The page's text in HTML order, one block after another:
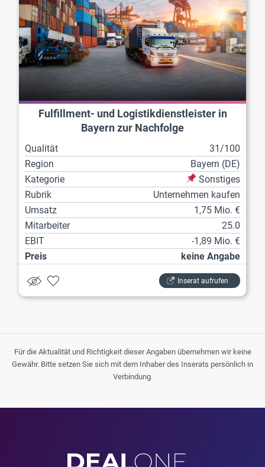
Fulfillment- und Logistikdienstleister in
Bayern zur Nachfolge
Qualität
31/100
Region
Bayern (DE)
Kategorie
Sonstiges
Rubrik
Unternehmen kaufen
Umsatz
1,75 Mio. €
Mitarbeiter
25.0
EBIT
-1,89 Mio. €
Preis
keine Angabe
Inserat aufrufen
Für die Aktualität und Richtigkeit dieser Angaben übernehmen wir keine
Gewähr. Bitte setzen Sie sich mit dem Inhaber des Inserats persönlich in
Verbindung.